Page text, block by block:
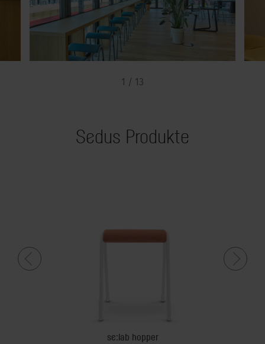
1 / 13
Sedus Produkte
se:lab hopper